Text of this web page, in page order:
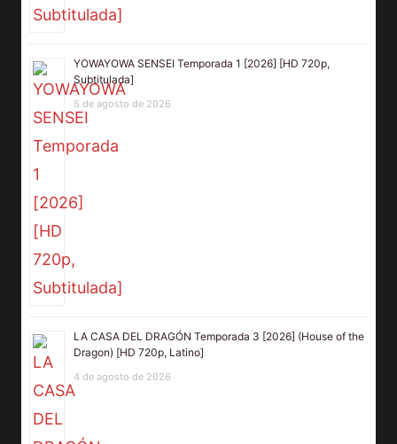
YOWAYOWA SENSEI Temporada 1 [2026] [HD 720p,
Subtitulada]
5 de agosto de 2026
LA CASA DEL DRAGÓN Temporada 3 [2026] (House of the
Dragon) [HD 720p, Latino]
4 de agosto de 2026